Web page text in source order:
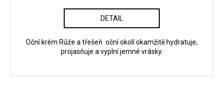
DETAIL
Oční krém Růže a třešeň oční okolí okamžitě hydratuje,
projasňuje a vyplní jemné vrásky.